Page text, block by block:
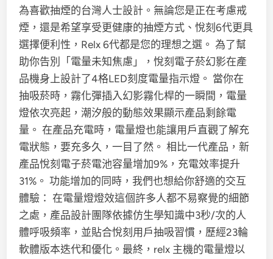
為喜歡抽煙的台灣人士設計。無論您是正在考慮戒
煙，還是希望享受更健康的抽煙方式、悅刻6代更具
選擇便利性，Relx 6代都是您的理想之選。 為了幫
助你告別「電量未知焦慮」，悅刻電子菸幻影在產
品機身上設計了4格LED刻度電量指示燈。 當你在
抽吸菸時，霧化彈插入幻影霧化桿的一瞬間，電量
燈依次亮起，潮汐般的動態效果顯示產品剩餘電
量。 在產品充電時，電量燈也能讓用戶直觀了解充
電狀態，要充多久，一目了然。 相比一代產品，新
產品悅刻電子菸電池容量增加9%，充電效率提升
31%。 功能增加的同時，我們也想給你舒適的交互
體驗： 在電量燈燈效這個許多人都不易察覺的細節
之處，產品設計團隊依據仿生學知識中3秒/次的人
體呼吸頻率，並貼合悅刻用戶抽吸習慣，歷經23輪
軟體版本迭代和優化。最終，relx 主機的電量燈以